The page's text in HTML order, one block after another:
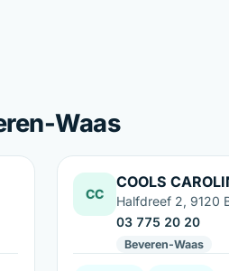
Waas
CC
COOLS
Halfdreef 2, 9120
03 775 20 20
Beveren-Waas